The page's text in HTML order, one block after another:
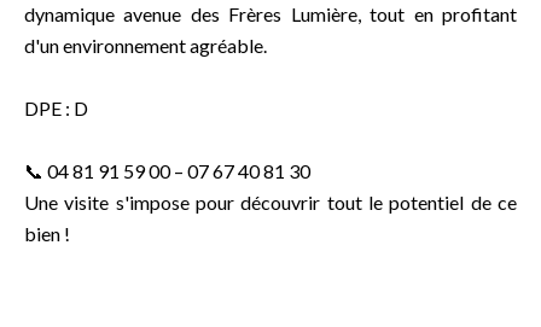
dynamique avenue des Frères Lumière, tout en profitant
d'un environnement agréable.
DPE : D
📞 04 81 91 59 00 – 07 67 40 81 30
Une visite s'impose pour découvrir tout le potentiel de ce
bien !